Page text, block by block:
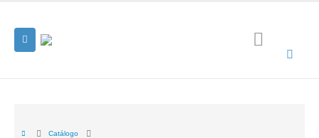
Catálogo